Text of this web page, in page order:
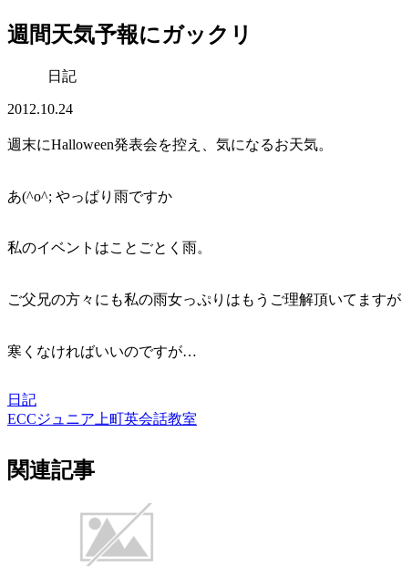
週間天気予報にガックリ
日記
2012.10.24
週末にHalloween発表会を控え、気になるお天気。
あ(^o^; やっぱり雨ですか
私のイベントはことごとく雨。
ご父兄の方々にも私の雨女っぷりはもうご理解頂いてますが
寒くなければいいのですが…
日記
ECCジュニア上町英会話教室
関連記事